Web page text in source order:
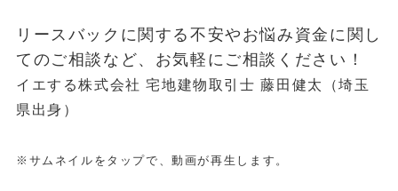
リースバックに関する不安やお悩み資金に関し
てのご相談など、お気軽にご相談ください！
イエする株式会社 宅地建物取引士 藤田健太（埼玉
県出身）
※サムネイルをタップで、動画が再生します。